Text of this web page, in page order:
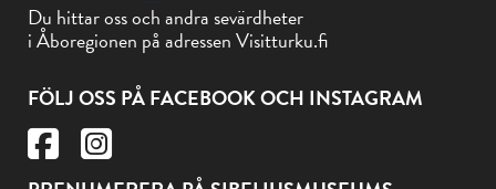
Du hittar oss och andra sevärdheter
i Åboregionen på adressen Visitturku.fi
FÖLJ OSS PÅ FACEBOOK OCH INSTAGRAM